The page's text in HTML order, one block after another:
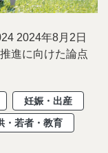
2024年8月2日
進に向けた論点
妊娠・出産
・若者・教育